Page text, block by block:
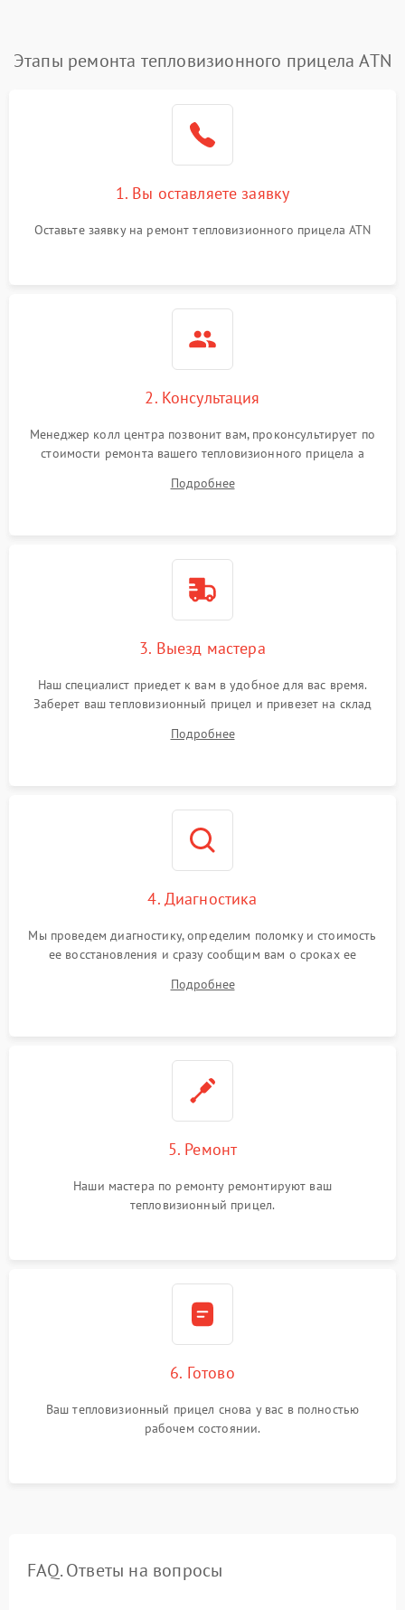
Этапы ремонта тепловизионного прицела ATN
1. Вы оставляете заявку
Оставьте заявку на ремонт тепловизионного прицела ATN
2. Консультация
Менеджер колл центра позвонит вам, проконсультирует по
стоимости ремонта вашего тепловизионного прицела а
Подробнее
3. Выезд мастера
Наш специалист приедет к вам в удобное для вас время.
Заберет ваш тепловизионный прицел и привезет на склад
Подробнее
4. Диагностика
Мы проведем диагностику, определим поломку и стоимость
ее восстановления и сразу сообщим вам о сроках ее
Подробнее
5. Ремонт
Наши мастера по ремонту ремонтируют ваш
тепловизионный прицел.
6. Готово
Ваш тепловизионный прицел снова у вас в полностью
рабочем состоянии.
FAQ. Ответы на вопросы